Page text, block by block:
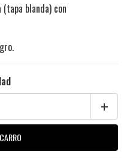
blanda) con
+